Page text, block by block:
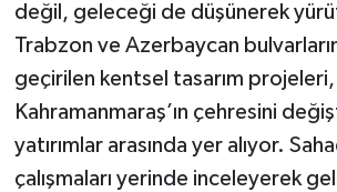
değil, geleceği de düşünerek
Trabzon ve Azerbaycan
geçirilen kentsel tasarım projeleri,
Kahramanmaraş’ın çehresini
yatırımlar arasında yer alıyor.
çalışmaları yerinde inceleyerek